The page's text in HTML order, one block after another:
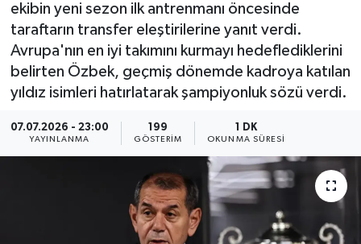
ekibin yeni sezon ilk antrenmanı öncesinde
taraftarın transfer eleştirilerine yanıt verdi.
Avrupa'nın en iyi takımını kurmayı hedeflediklerini
belirten Özbek, geçmiş dönemde kadroya katılan
yıldız isimleri hatırlatarak şampiyonluk sözü verdi.
07.07.2026 - 23:00
YAYINLANMA
199
GÖSTERIM
1 DK
OKUNMA SÜRESI
Son Dakika Haberleri
Haber Arşivi